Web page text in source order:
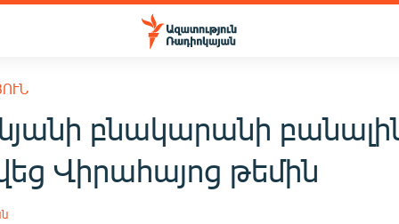
բնակարանի
Վիրահայոց թեմին